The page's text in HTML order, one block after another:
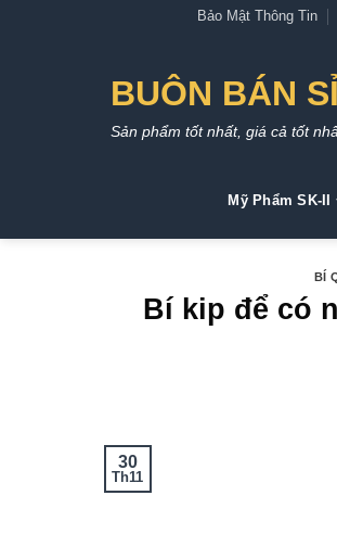
Bảo Mật Thông Tin
BUÔN BÁN SỈ
Sản phẩm tốt nhất, giá cả tốt
Mỹ Phẩm SK-II
BÍ
Bí kip để có
30
Th11